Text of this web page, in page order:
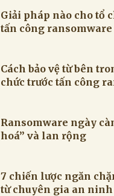
Giải pháp nào cho tổ
tấn công ransomware
Cách bảo vệ từ bên
chức trước tấn công
Ransomware ngày
hoá” và lan rộng
7 chiến lược ngăn
từ chuyên gia an